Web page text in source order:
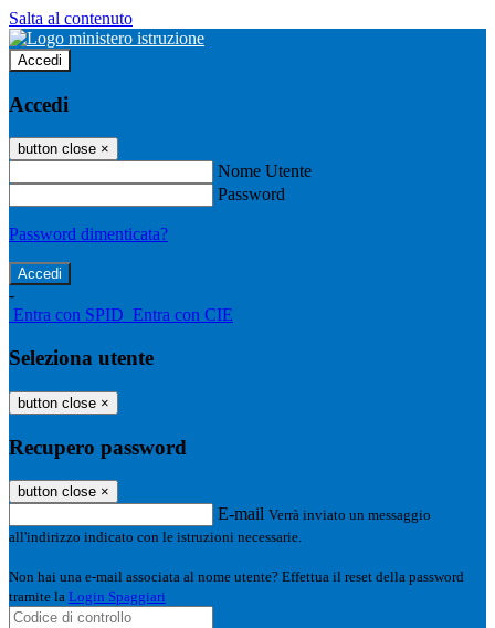
Salta al contenuto
Accedi
Accedi
button close ×
Nome Utente
Password
Password dimenticata?
-
Entra con SPID Entra con CIE
Seleziona utente
button close ×
Recupero password
button close ×
E-mail Verrà inviato un messaggio
all'indirizzo indicato con le istruzioni necessarie.
Non hai una e-mail associata al nome utente? Effettua il reset della password
tramite la Login Spaggiari